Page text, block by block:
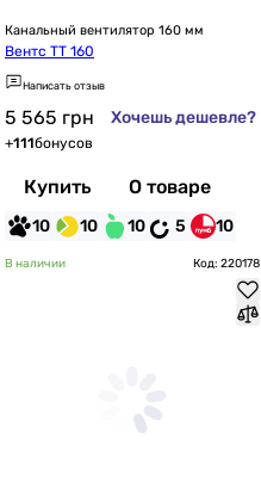
Канальный вентилятор 160 мм
Вентс ТТ 160
Написать отзыв
5 565 грн Хочешь дешевле?
+111бонусов
Купить О товаре
10 10 10 5 10
В наличии Код: 220178